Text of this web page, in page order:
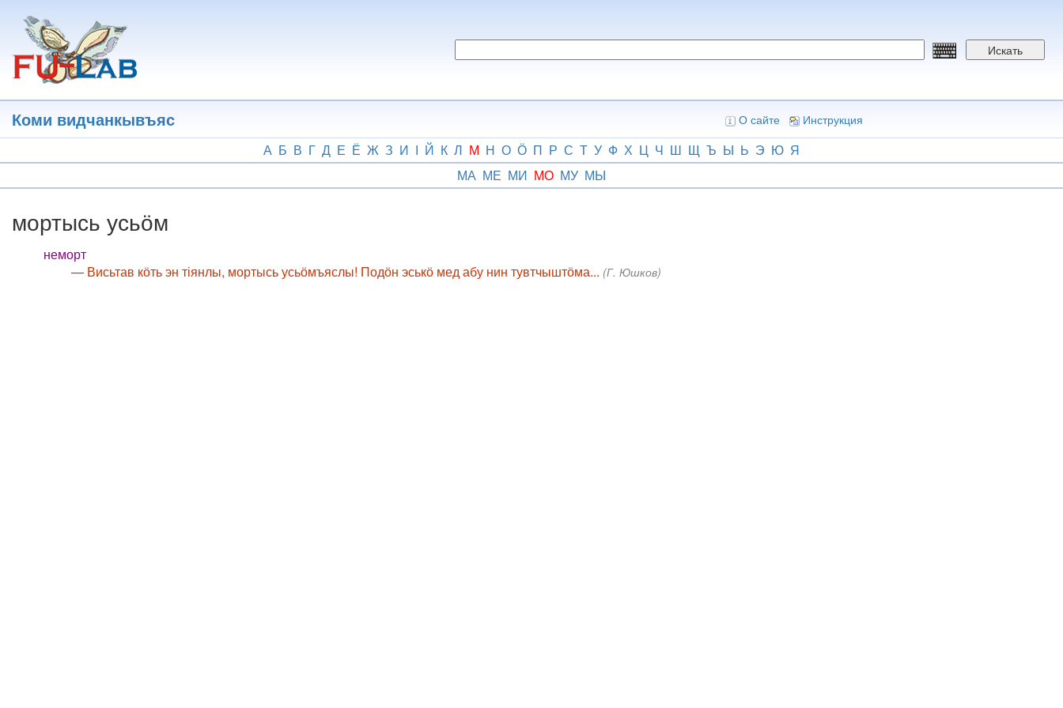
основному
содержанию
Искать
Коми видчанкывъяс О сайте Инструкция
А Б В Г Д Е Ё Ж З И І Й К Л М Н О Ӧ П Р С Т У Ф Х Ц Ч Ш Щ Ъ Ы Ь Э Ю Я
МА МЕ МИ МО МУ МЫ
мортысь усьӧм
неморт
— Висьтав кӧть эн тіянлы, мортысь усьӧмъяслы! Подӧн эськӧ мед абу нин тувтчыштӧма... (Г. Юшков)